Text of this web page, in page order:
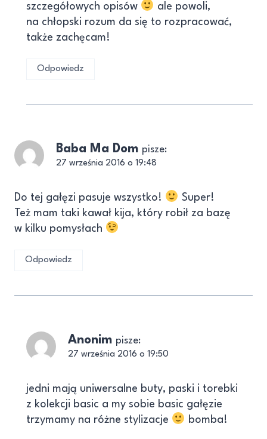
szczegółowych opisów
ale powoli,
na chłopski rozum da się to rozpracować,
także zachęcam!
Odpowiedz
Baba Ma Dom pisze:
27 września 2016 o 19:48
Do tej gałęzi pasuje wszystko!
Super!
Też mam taki kawał kija, który robił za bazę
w kilku pomysłach
Odpowiedz
Anonim pisze:
27 września 2016 o 19:50
jedni mają uniwersalne buty, paski i torebki
z kolekcji basic a my sobie basic gałęzie
trzymamy na różne stylizacje
bomba!